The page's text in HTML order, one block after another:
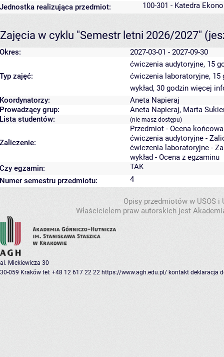
Jednostka realizująca przedmiot:
100-301 - Katedra
Zajęcia w cyklu "Semestr letni 2026/2027"
Okres: 2027-03-01 - 2027-09-30
Typ zajęć:
ćwiczenia audytoryjne, 15
ćwiczenia laboratoryjne, 15
wykład, 30 godzin więcej
Koordynatorzy:
Aneta Napieraj
Prowadzący grup:
Aneta Napieraj, Marta
Lista studentów:
(nie masz dostępu)
Zaliczenie:
Przedmiot - Ocena
ćwiczenia audytoryjne -
ćwiczenia laboratoryjne -
wykład - Ocena z egzaminu
Czy egzamin:
TAK
Numer semestru przedmiotu:
4
Opisy przedmiotów w USOS
Właścicielem praw autorskich jest
al. Mickiewicza 30
30-059 Kraków tel: +48 12 617 22 22 https://www.agh.edu.pl/ kontakt deklaracja